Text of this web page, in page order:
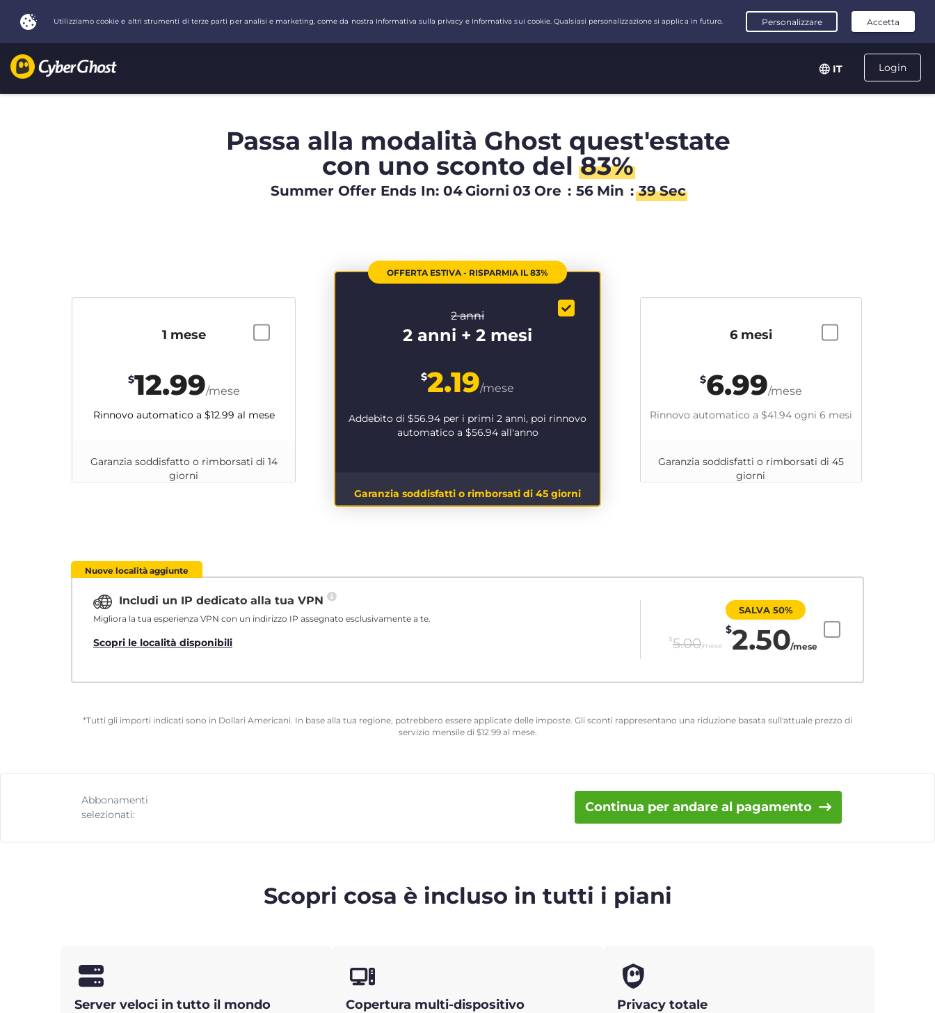
Login
IT
Passa alla modalità Ghost quest'estate
con uno sconto del83%
Summer Offer Ends In: 04Giorni 03 Ore : 56 Min : 38 Sec
OFFERTA ESTIVA - RISPARMIA IL 83%
2 anni
2 anni + 2 mesi
$2.19/mese
Addebito di $56.94 per i primi 2 anni, poi rinnovo
automatico a $56.94all'anno
Garanzia soddisfatti o rimborsati di 45 giorni
6 mesi
$6.99/mese
Rinnovo automatico a $41.94ogni 6 mesi
Garanzia soddisfatti o rimborsati di 45
giorni
1 mese
$12.99/mese
Rinnovo automatico a $12.99 al mese
Garanzia soddisfatto o rimborsati di 14
giorni
Nuove località aggiunte
Includi un IP dedicato alla tua VPN
Migliora la tua esperienza VPN con un indirizzo IP assegnato esclusivamente a te.
Scopri le località disponibili $5.00/mese
SALVA 50%
$2.50/mese
*Tutti gli importi indicati sono in Dollari Americani. In base alla tua regione, potrebbero essere applicate delle imposte. Gli sconti rappresentano una riduzione basata sull'attuale prezzo di
servizio mensile di $12.99al mese.
Abbonamenti
selezionati:
Continua per andare al pagamento
Scopri cosa è incluso in tutti i piani
Server veloci in tutto il mondo Copertura multi-dispositivo Privacy totale